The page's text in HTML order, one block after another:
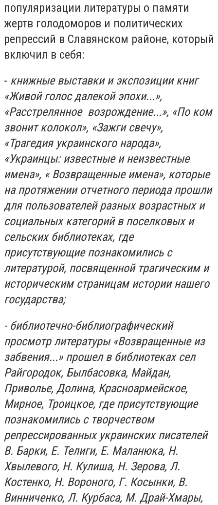
популяризации литературы о памяти
жертв голодоморов и политических
репрессий в Славянском районе, который
включил в себя:
- книжные выставки и экспозиции книг
«Живой голос далекой эпохи...»,
«Расстрелянное возрождение...», «По ком
звонит колокол», «Зажги свечу»,
«Трагедия украинского народа»,
«Украинцы: известные и неизвестные
имена», « Возвращенные имена», которые
на протяжении отчетного периода прошли
для пользователей разных возрастных и
социальных категорий в поселковых и
сельских библиотеках, где
присутствующие познакомились с
литературой, посвященной трагическим и
историческим страницам истории нашего
государства;
- библиотечно-библиографический
просмотр литературы «Возвращенные из
забвения...» прошел в библиотеках сел
Райгородок, Былбасовка, Майдан,
Приволье, Долина, Красноармейское,
Мирное, Троицкое, где присутствующие
познакомились с творчеством
репрессированных украинских писателей
В. Барки, Е. Телиги, Е. Маланюка, Н.
Хвылевого, Н. Кулиша, Н. Зерова, Л.
Костенко, Н. Вороного, Г. Косынки, В.
Винниченко, Л. Курбаса, М. Драй-Хмары,